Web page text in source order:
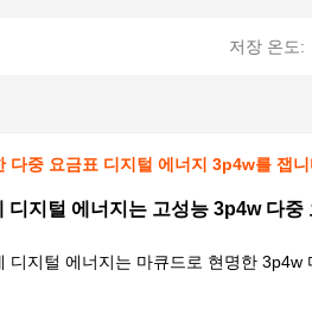
저장 온도:
다중 요금표 디지털 에너지 3p4w를 잽
디지털 에너지는 고성능 3p4w 다
디지털 에너지는 마큐드로 현명한